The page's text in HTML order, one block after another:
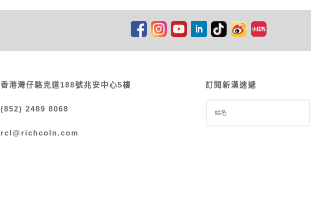
香港灣仔駱克道188號兆安中心5樓
(852) 2489 8068
rcl@richcoln.com
訂閱新漢速遞